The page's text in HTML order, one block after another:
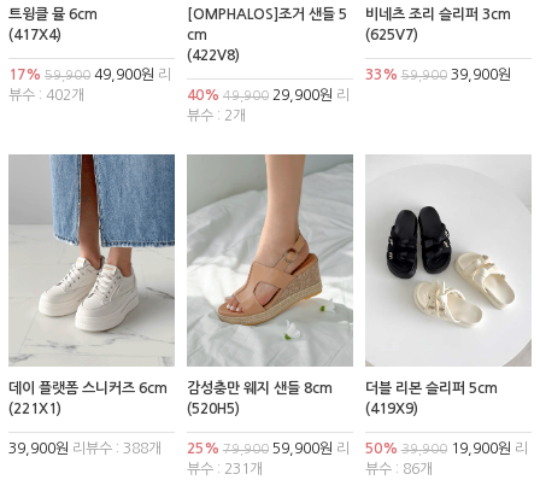
트윙클 뮬 6cm
(417X4)
17% 59,900 49,900원 리
뷰수 : 402개
[OMPHALOS]조거 샌들 5
cm
(422V8)
40% 49,90029,900원 리
뷰수 : 2개
비네츠 조리 슬리퍼 3cm
(625V7)
33% 59,90039,900원
데이 플랫폼 스니커즈 6cm
(221X1)
39,900원 리뷰수 : 388개
감성충만 웨지 샌들 8cm
(520H5)
25% 79,90059,900원 리
뷰수 : 231개
더블 리본 슬리퍼 5cm
(419X9)
50% 39,90019,900원 리
뷰수 : 86개